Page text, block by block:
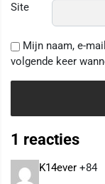
Site
Mijn naam, e-
volgende keer
1 reacties
K14ever +84